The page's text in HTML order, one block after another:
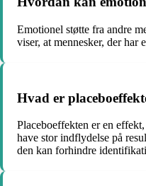
Emotionel støtte fra andre
viser, at mennesker, der
Hvad er
Placeboeffekten er en
have stor indflydelse på
den kan forhindre